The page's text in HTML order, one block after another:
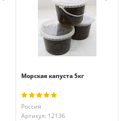
Морская капуста 5кг
Россия
Артикул: 12136